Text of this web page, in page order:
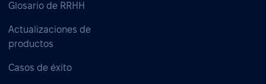
Glosario de RRHH
Actualizaciones de
productos
Casos de éxito